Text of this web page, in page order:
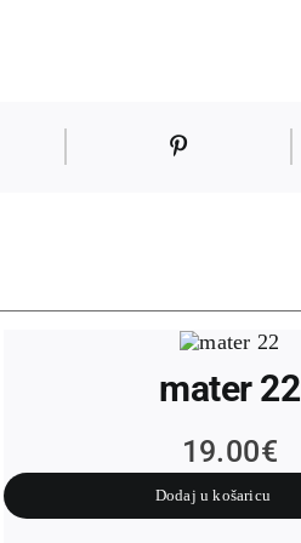
mater 22
19.00€
Dodaj u košaricu